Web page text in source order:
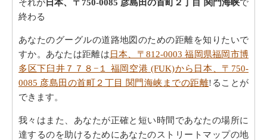
それが 日本、〒750-0085 彦島田の首町２丁目 関門海峡で
終わる
あなたのグーグルの道路地図のための距離を知りたいで
すか。あなたは距離は日本、〒812-0003 福岡県福岡市博
多区下臼井７７８−１ 福岡空港 (FUK)から日本、〒750-
0085 彦島田の首町２丁目 関門海峡までの距離!ることが
できます。
我々はまた、あなたが正確と短い時間であなたの場所に
達するのを助けるためにあなたのストリートマップの地